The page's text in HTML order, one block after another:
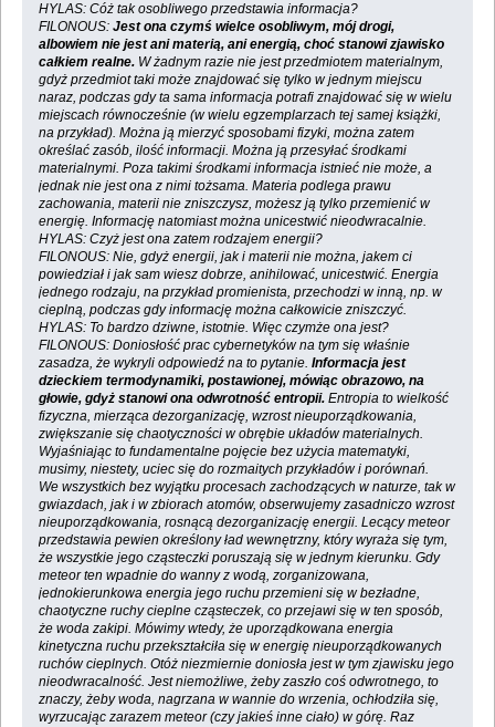
HYLAS: Cóż tak osobliwego przedstawia informacja?
FILONOUS: Jest ona czymś wielce osobliwym, mój drogi,
albowiem nie jest ani materią, ani energią, choć stanowi zjawisko
całkiem realne.W żadnym razie nie jest przedmiotem materialnym,
gdyż przedmiot taki może znajdować się tylko w jednym miejscu
naraz, podczas gdy ta sama informacja potrafi znajdować się w wielu
miejscach równocześnie (w wielu egzemplarzach tej samej książki,
na przykład). Można ją mierzyć sposobami fizyki, można zatem
określać zasób, ilość informacji. Można ją przesyłać środkami
materialnymi. Poza takimi środkami informacja istnieć nie może, a
jednak nie jest ona z nimi tożsama. Materia podlega prawu
zachowania, materii nie zniszczysz, możesz ją tylko przemienić w
energię. Informację natomiast można unicestwić nieodwracalnie.
HYLAS: Czyż jest ona zatem rodzajem energii?
FILONOUS: Nie, gdyż energii, jak i materii nie można, jakem ci
powiedział i jak sam wiesz dobrze, anihilować, unicestwić. Energia
jednego rodzaju, na przykład promienista, przechodzi w inną, np. w
cieplną, podczas gdy informację można całkowicie zniszczyć.
HYLAS: To bardzo dziwne, istotnie. Więc czymże ona jest?
FILONOUS: Doniosłość prac cybernetyków na tym się właśnie
zasadza, że wykryli odpowiedź na to pytanie. Informacja jest
dzieckiem termodynamiki, postawionej, mówiąc obrazowo, na
głowie, gdyż stanowi ona odwrotność entropii.Entropia to wielkość
fizyczna, mierząca dezorganizację, wzrost nieuporządkowania,
zwiększanie się chaotyczności w obrębie układów materialnych.
Wyjaśniając to fundamentalne pojęcie bez użycia matematyki,
musimy, niestety, uciec się do rozmaitych przykładów i porównań.
We wszystkich bez wyjątku procesach zachodzących w naturze, tak w
gwiazdach, jak i w zbiorach atomów, obserwujemy zasadniczo wzrost
nieuporządkowania, rosnącą dezorganizację energii. Lecący meteor
przedstawia pewien określony ład wewnętrzny, który wyraża się tym,
że wszystkie jego cząsteczki poruszają się w jednym kierunku. Gdy
meteor ten wpadnie do wanny z wodą, zorganizowana,
jednokierunkowa energia jego ruchu przemieni się w bezładne,
chaotyczne ruchy cieplne cząsteczek, co przejawi się w ten sposób,
że woda zakipi. Mówimy wtedy, że uporządkowana energia
kinetyczna ruchu przekształciła się w energię nieuporządkowanych
ruchów cieplnych. Otóż niezmiernie doniosła jest w tym zjawisku jego
nieodwracalność. Jest niemożliwe, żeby zaszło coś odwrotnego, to
znaczy, żeby woda, nagrzana w wannie do wrzenia, ochłodziła się,
wyrzucając zarazem meteor (czy jakieś inne ciało) w górę. Raz